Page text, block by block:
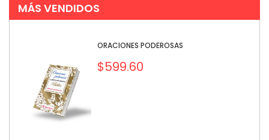
MÁS VENDIDOS
ORACIONES PODEROSAS
$599.60